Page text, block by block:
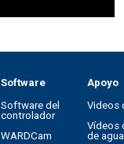
Software
Software del
controlador
WARDCam
Apoyo
Videos
Vídeos
de agua